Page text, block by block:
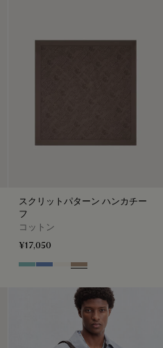
スクリットパターン ハンカチー
フ
コットン
¥17,050
Aquamarine
Woad Butter Cream
Milky Brown